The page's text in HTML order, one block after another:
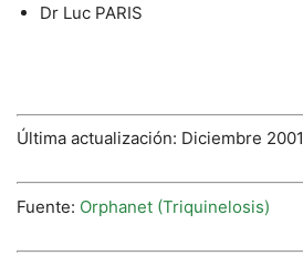
Dr Luc PARIS
Última actualización: Diciembre 2001
Fuente: Orphanet (Triquinelosis)